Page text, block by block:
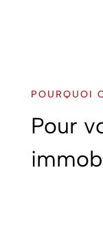
POURQUOI
Pour